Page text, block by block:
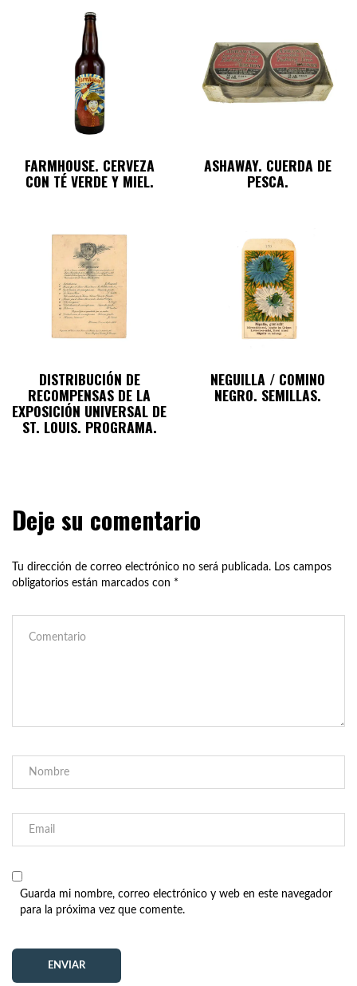
FARMHOUSE. CERVEZA
CON TÉ VERDE Y MIEL.
ASHAWAY. CUERDA DE
PESCA.
DISTRIBUCIÓN DE
RECOMPENSAS DE LA
EXPOSICIÓN UNIVERSAL DE
ST. LOUIS. PROGRAMA.
NEGUILLA / COMINO
NEGRO. SEMILLAS.
Deje su comentario
Tu dirección de correo electrónico no será publicada. Los campos
obligatorios están marcados con *
Guarda mi nombre, correo electrónico y web en este navegador
para la próxima vez que comente.